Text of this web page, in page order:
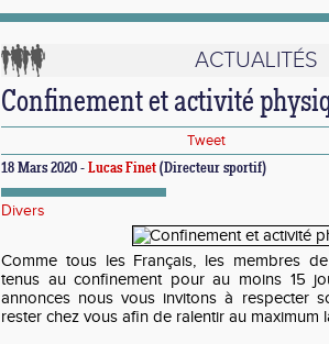
ACTUALITÉS
Confinement et activité
Tweet
18 Mars 2020 - Lucas Finet (Directeur sportif)
Divers
Comme tous les Français, les membres
tenus au confinement pour au moins 15
annonces nous vous invitons à respecter
rester chez vous afin de ralentir au maximum